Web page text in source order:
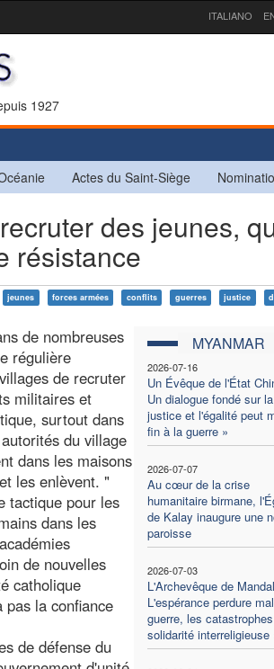
ITALIANO
1927
Actes du Saint-Siège
des jeunes,
résistance
jeunes forces armées conflits guerres justice
MYANMAR
2026-07-16
Un Évêque de l'État
Un dialogue fondé sur la
justice et l'égalité peut
fin à la guerre »
2026-07-07
Au cœur de la crise
humanitaire birmane,
de Kalay inaugure une
paroisse
2026-07-03
L'Archevêque de
L'espérance perdure
guerre, les
solidarité interreligieuse
de nombreuses
régulière
de recruter
militaires et
surtout dans
du village
dans les maisons
les enlèvent. "
tactique pour les
dans les
de nouvelles
catholique
la confiance
de défense du